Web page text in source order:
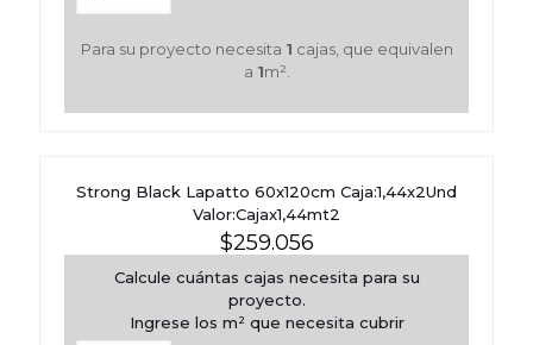
Para su proyecto necesita 1 cajas, que equivalen
a 1m².
Strong Black Lapatto 60x120cm Caja:1,44x2Und
Valor:Cajax1,44mt2
$259.056
Calcule cuántas cajas necesita para su
proyecto.
Ingrese los m² que necesita cubrir